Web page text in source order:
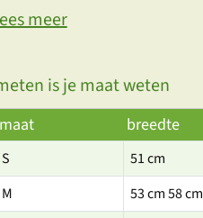
meer
is je maat weten
maat breedte
S 51 cm
M
53 cm 58 cm